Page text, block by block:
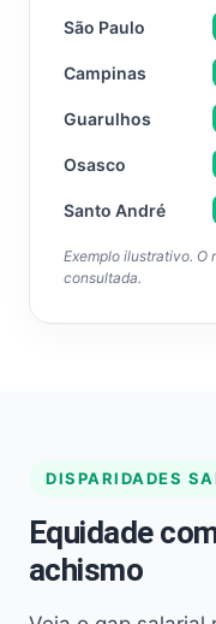
São Paulo
Campinas
Guarulhos
Osasco
Santo André
Exemplo ilustrativo. O
consultada.
DISPARIDADES
Equidade
achismo